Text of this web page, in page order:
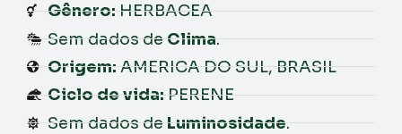
Gênero: HERBACEA
Sem dados de Clima.
Origem: AMERICA DO SUL, BRASIL
Ciclo de vida: PERENE
Sem dados de Luminosidade.